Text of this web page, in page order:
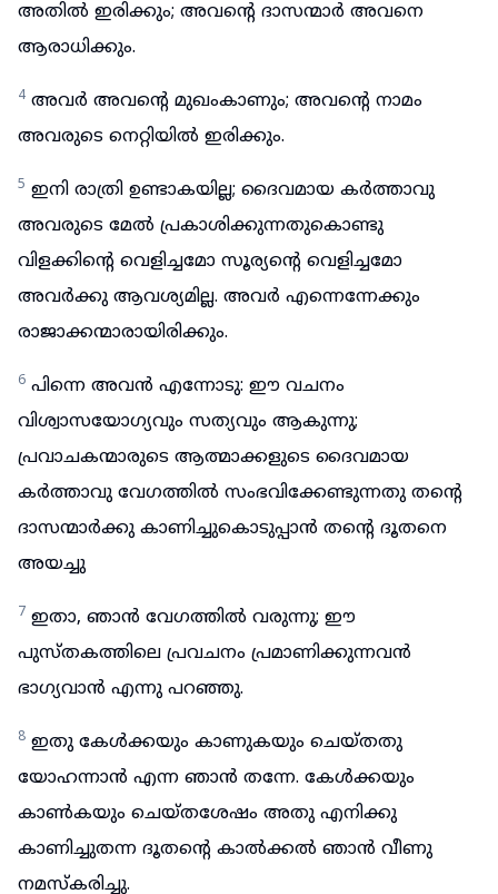
അതിൽ ഇരിക്കും; അവന്റെ ദാസന്മാർ അവനെ
ആരാധിക്കും.
4 അവർ അവന്റെ മുഖംകാണും; അവന്റെ നാമം
അവരുടെ നെറ്റിയിൽ ഇരിക്കും.
5 ഇനി രാത്രി ഉണ്ടാകയില്ല; ദൈവമായ കർത്താവു
അവരുടെ മേൽ പ്രകാശിക്കുന്നതുകൊണ്ടു
വിളക്കിന്റെ വെളിച്ചമോ സൂര്യന്റെ വെളിച്ചമോ
അവർക്കു ആവശ്യമില്ല. അവർ എന്നെന്നേക്കും
രാജാക്കന്മാരായിരിക്കും.
6 പിന്നെ അവൻ എന്നോടു: ഈ വചനം
വിശ്വാസയോഗ്യവും സത്യവും ആകുന്നു;
പ്രവാചകന്മാരുടെ ആത്മാക്കളുടെ ദൈവമായ
കർത്താവു വേഗത്തിൽ സംഭവിക്കേണ്ടുന്നതു തന്റെ
ദാസന്മാർക്കു കാണിച്ചുകൊടുപ്പാൻ തന്റെ ദൂതനെ
അയച്ചു
7 ഇതാ, ഞാൻ വേഗത്തിൽ വരുന്നു; ഈ
പുസ്തകത്തിലെ പ്രവചനം പ്രമാണിക്കുന്നവൻ
ഭാഗ്യവാൻ എന്നു പറഞ്ഞു.
8 ഇതു കേൾക്കയും കാണുകയും ചെയ്തതു
യോഹന്നാൻ എന്ന ഞാൻ തന്നേ. കേൾക്കയും
കാൺകയും ചെയ്തശേഷം അതു എനിക്കു
കാണിച്ചുതന്ന ദൂതന്റെ കാൽക്കൽ ഞാൻ വീണു
നമസ്കരിച്ചു.